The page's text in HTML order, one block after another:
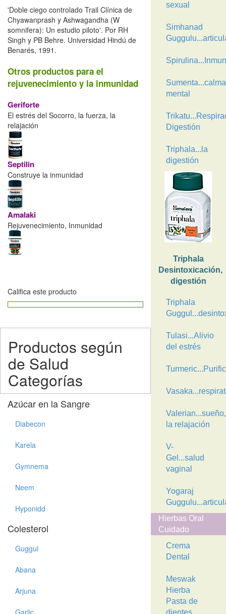
'Doble ciego controlado Trail Clínica de
Chyawanprash y Ashwagandha (W
somnifera): Un estudio piloto'. Por RH
Singh y PB Behre. Universidad Hindú de
Benarés, 1991.
Otros productos para el
rejuvenecimiento y la inmunidad
Geriforte
El estrés del Socorro, la fuerza, la
relajación
Septilin
Construye la inmunidad
Amalaki
Rejuvenecimiento, Inmunidad
Califica este producto
Productos según
de Salud
Categorías
Azúcar en la Sangre
Diabecon
Karela
Gymnema
Neem
Hyponidd
Colesterol
Guggul
Abana
Arjuna
Garlic
sexual
Simhanad
Sumenta...calma
mental
Digestión
Triphala...la
digestión
Triphala
Desintoxicación,
digestión
Triphala
Tulasi...Alivio
del estrés
Valerian...sueño,
la relajación
V-
Gel...salud
vaginal
Yogaraj
Hierbas Oral
Cuidado
Crema
Dental
Meswak
Hierba
Pasta de
dientes